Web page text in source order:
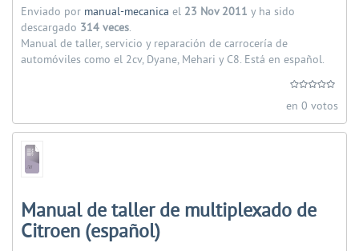
Enviado por manual-mecanica el 23 Nov 2011 y ha sido
descargado 314 veces.
Manual de taller, servicio y reparación de carrocería de
automóviles como el 2cv, Dyane, Mehari y C8. Está en español.
en 0 votos
Manual de taller de multiplexado de
Citroen (español)